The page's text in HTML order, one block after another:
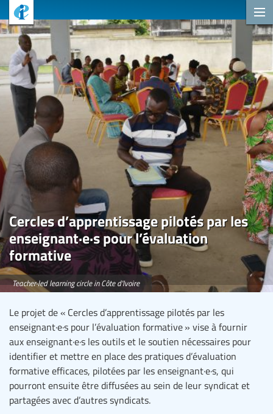
Teacher-led learning circle in Côte d'Ivoire
Cercles d’apprentissage pilotés par les
enseignant·e·s pour l’évaluation
formative
Le projet de « Cercles d’apprentissage pilotés par les
enseignant·e·s pour l’évaluation formative » vise à fournir
aux enseignant·e·s les outils et le soutien nécessaires pour
identifier et mettre en place des pratiques d’évaluation
formative efficaces, pilotées par les enseignant·e·s, qui
pourront ensuite être diffusées au sein de leur syndicat et
partagées avec d’autres syndicats.